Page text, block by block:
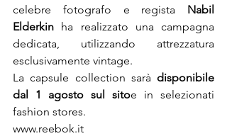
celebre fotografo e regista Nabil
Elderkin ha realizzato una campagna
dedicata, utilizzando attrezzatura
La capsule collection sarà disponibile
dal 1 agosto sul sitoe in selezionati
fashion stores.
www.reebok.it